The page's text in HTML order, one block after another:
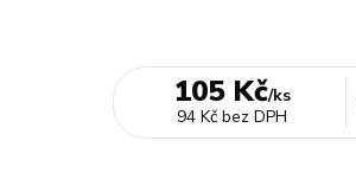
105 Kč/ks
94 Kč bez DPH